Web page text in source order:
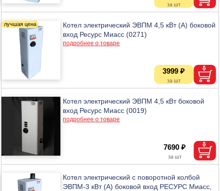
Котел электрический ЭВПМ 4,5 кВт (А) боковой
вход Ресурс Миасс (0271)
подробнее о товаре
3999 ₽
Котел электрический ЭВПМ 4,5 кВт боковой
вход Ресурс Миасс (0019)
подробнее о товаре
7690 ₽
Котел электрический с поворотной колбой
ЭВПМ-3 кВт (А) боковой вход РЕСУРС Миасс,